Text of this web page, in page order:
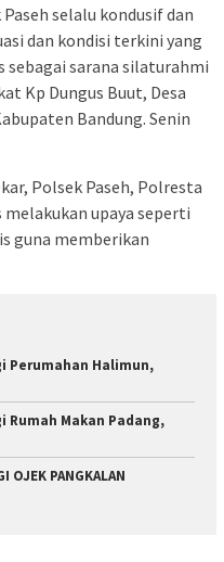
selalu kondusif dan
dan kondisi terkini yang
sebagai sarana silaturahmi
Kp Dungus Buut, Desa
Bandung. Senin
Polsek Paseh, Polresta
upaya seperti
guna memberikan
Perumahan Halimun,
Makan Padang,
OJEK PANGKALAN